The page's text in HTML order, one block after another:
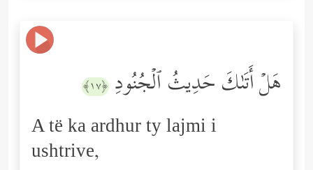
هَلۡ أَتَىٰكَ حَدِیثُ ٱلۡجُنُودِ ﴿١٧﴾
A të ka ardhur ty lajmi i
ushtrive,